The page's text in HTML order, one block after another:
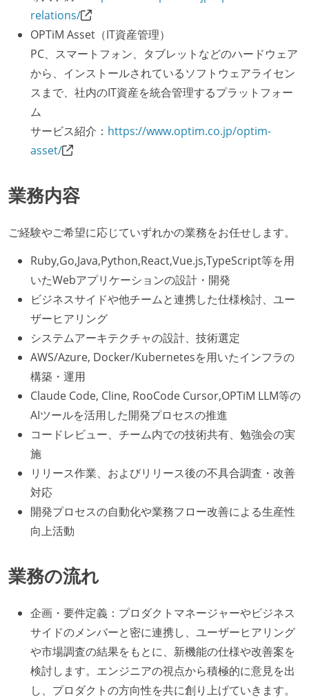
relations/
OPTiM Asset（IT資産管理）
PC、スマートフォン、タブレットなどのハードウェア
から、インストールされているソフトウェアライセン
スまで、社内のIT資産を統合管理するプラットフォー
ム
サービス紹介： https://www.optim.co.jp/optim-
asset/
業務内容
ご経験やご希望に応じていずれかの業務をお任せします。
Ruby,Go,Java,Python,React,Vue.js,TypeScript等を用
いたWebアプリケーションの設計・開発
ビジネスサイドや他チームと連携した仕様検討、ユー
ザーヒアリング
システムアーキテクチャの設計、技術選定
AWS/Azure, Docker/Kubernetesを用いたインフラの
構築・運用
Claude Code, Cline, RooCode Cursor,OPTiM LLM等の
AIツールを活用した開発プロセスの推進
コードレビュー、チーム内での技術共有、勉強会の実
施
リリース作業、およびリリース後の不具合調査・改善
対応
開発プロセスの自動化や業務フロー改善による生産性
向上活動
業務の流れ
企画・要件定義：プロダクトマネージャーやビジネス
サイドのメンバーと密に連携し、ユーザーヒアリング
や市場調査の結果をもとに、新機能の仕様や改善案を
検討します。エンジニアの視点から積極的に意見を出
し、プロダクトの方向性を共に創り上げていきます。